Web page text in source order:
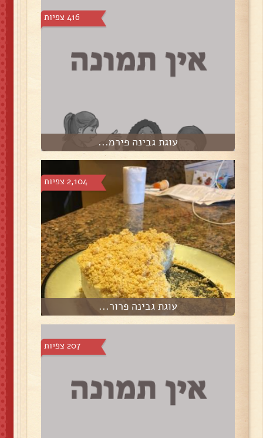
416 צפיות
עוגת גבינה פירמ...
2,104 צפיות
עוגת גבינה פרור...
207 צפיות